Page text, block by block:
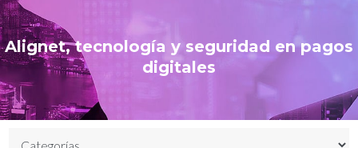
Alignet, tecnología y seguridad en pagos
digitales